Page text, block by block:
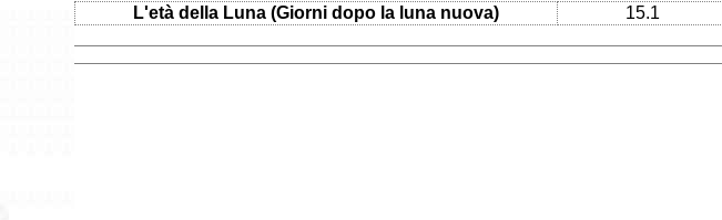
L'età della Luna (Giorni dopo la luna nuova)
15.1